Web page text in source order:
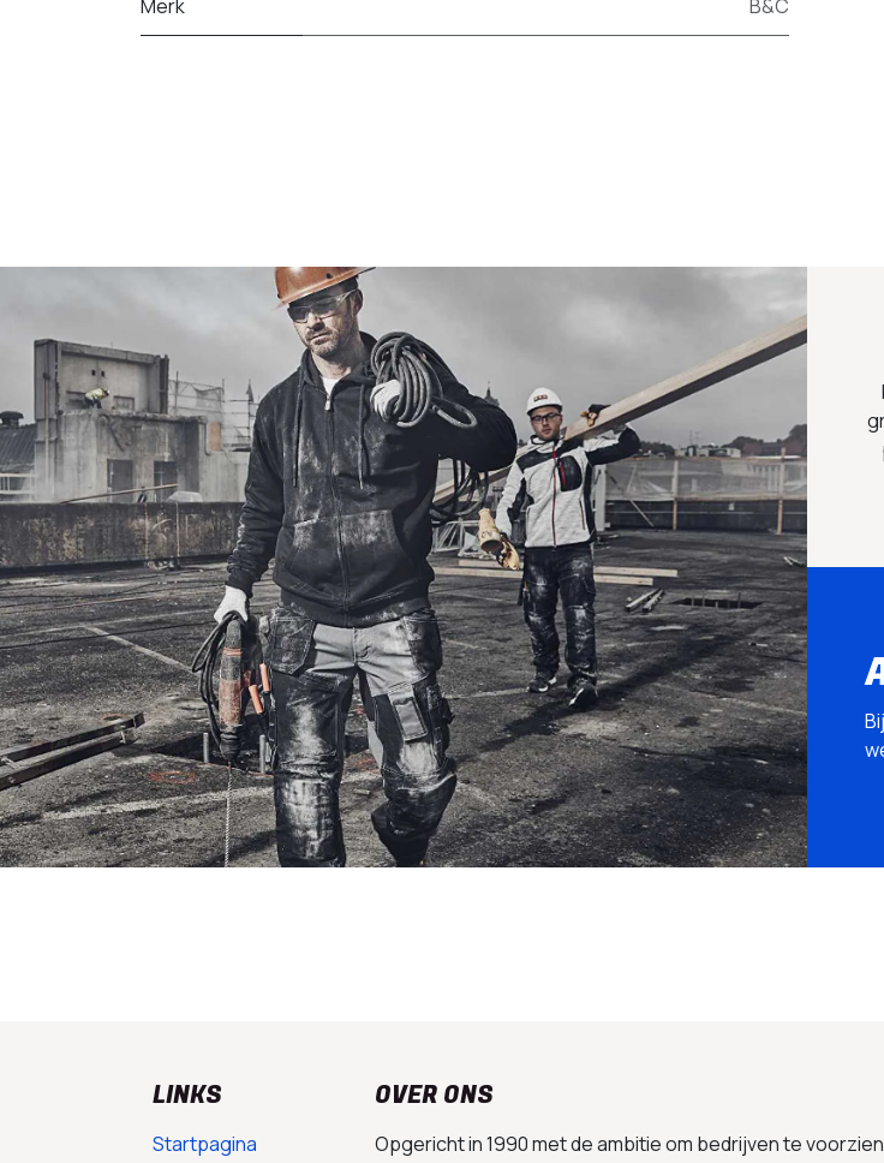
Merk B&C
LINKS
Startpagina
OVER ONS
Opgericht in 1990 met de ambitie om bedrijven te